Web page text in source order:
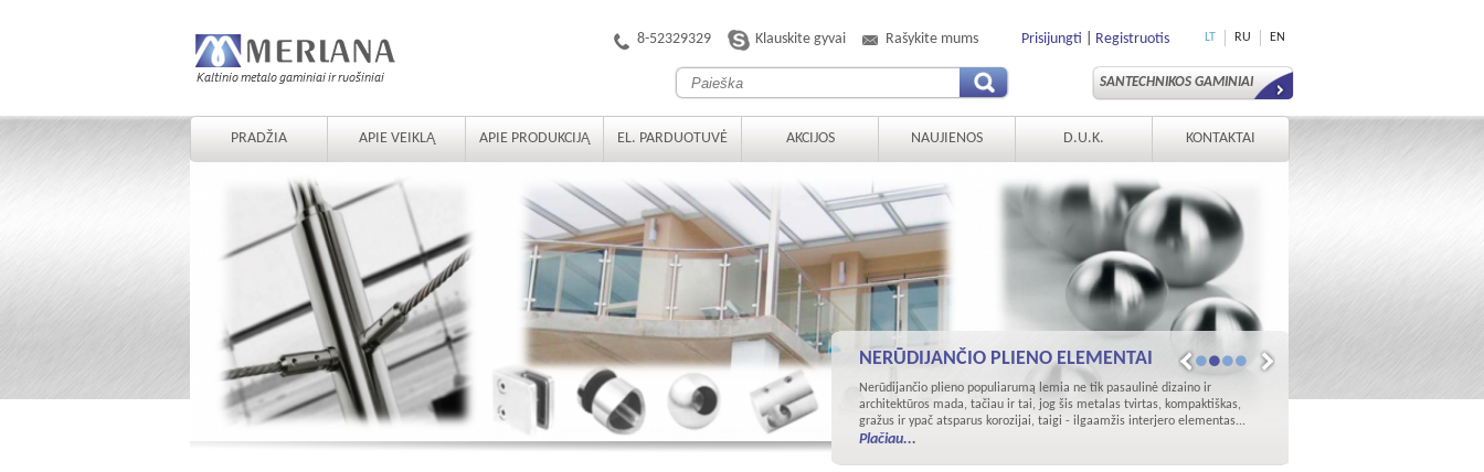
LT RU EN
Prisijungti Registruotis
8-52329329 Klauskite gyvai Rašykite mums
SANTECHNIKOS GAMINIAI
PRADŽIA APIE VEIKLĄ APIE PRODUKCIJĄ EL. PARDUOTUVĖ AKCIJOS NAUJIENOS D.U.K. KONTAKTAI
NERŪDIJANČIO PLIENO ELEMENTAI
Nerūdijančio plieno populiarumą lemia ne tik pasaulinė dizaino ir
architektūros mada, tačiau ir tai, jog šis metalas tvirtas, kompaktiškas,
gražus ir ypač atsparus korozijai, taigi - ilgaamžis interjero elementas...
Plačiau...